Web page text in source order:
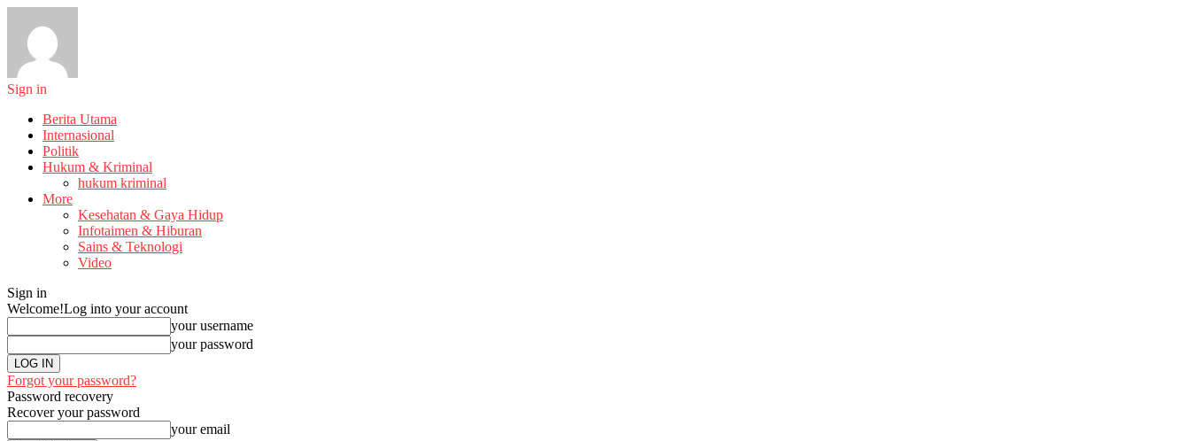
Sign in
Berita Utama
Internasional
Politik
Hukum & Kriminal
hukum kriminal
More
Kesehatan & Gaya Hidup
Infotaimen & Hiburan
Sains & Teknologi
Video
Sign in
Welcome!Log into your account
your username
your password
Forgot your password?
Password recovery
Recover your password
your email